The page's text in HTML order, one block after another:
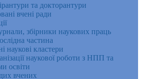
та докторантури
вчені ради
збірники наукових праць
частина
наукові кластери
наукової роботи з НПП та
освіти
вчених